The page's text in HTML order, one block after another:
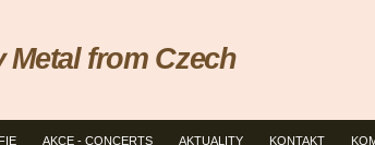
AKCE - CONCERTS AKTUALITY KONTAKT
Metal from Czech